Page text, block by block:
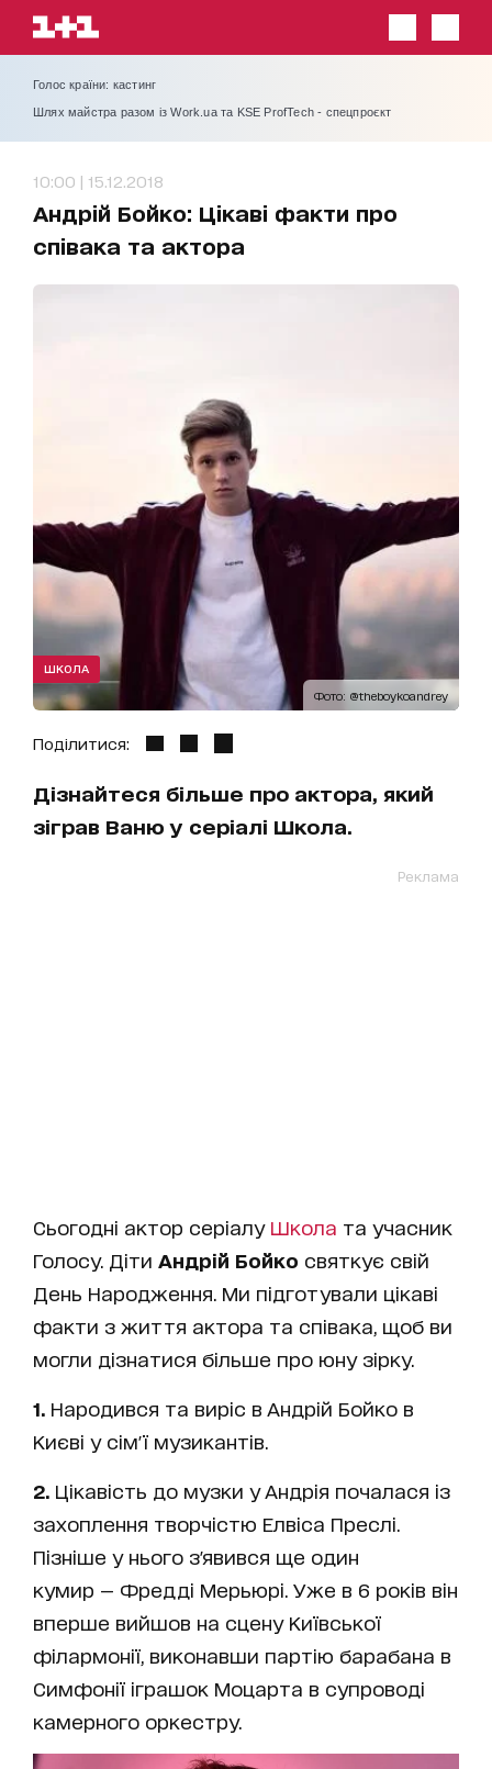
Голос країни: кастинг
Шлях майстра разом із Work.ua та KSE ProfTech - спецпроєкт
10:00 | 15.12.2018
Андрій Бойко: Цікаві факти про
співака та актора
Фото: @theboykoandrey
ШКОЛА
Поділитися:
Дізнайтеся більше про актора, який
зіграв Ваню у серіалі Школа.
Реклама
Сьогодні актор серіалу Школа та учасник
Голосу. Діти Андрій Бойко святкує свій
День Народження. Ми підготували цікаві
факти з життя актора та співака, щоб ви
могли дізнатися більше про юну зірку.
1. Народився та виріс в Андрій Бойко в
Києві у сім'ї музикантів.
2. Цікавість до музки у Андрія почалася із
захоплення творчістю Елвіса Преслі.
Пізніше у нього з'явився ще один
кумир — Фредді Мерьюрі. Уже в 6 років він
вперше вийшов на сцену Київської
філармонії, виконавши партію барабана в
Симфонії іграшок Моцарта в супроводі
камерного оркестру.